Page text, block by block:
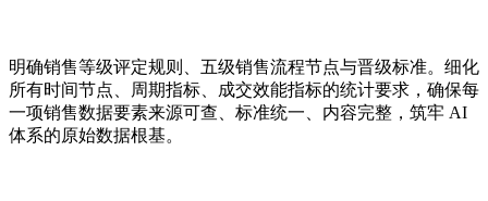
明确销售等级评定规则、五级销售流程节点与晋级标准。细化
所有时间节点、周期指标、成交效能指标的统计要求，确保每
一项销售数据要素来源可查、标准统一、内容完整，筑牢 AI
体系的原始数据根基。